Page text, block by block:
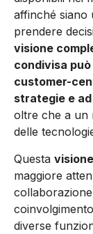
affinché siano
prendere
visione
condivisa
customer-
strategie e
oltre che a un
delle
Questa
maggiore
diverse